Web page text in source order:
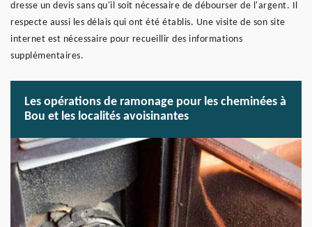
dresse un devis sans qu'il soit nécessaire de débourser de l'argent. Il
respecte aussi les délais qui ont été établis. Une visite de son site
internet est nécessaire pour recueillir des informations
supplémentaires.
Les opérations de ramonage pour les cheminées à
Bou et les localités avoisinantes